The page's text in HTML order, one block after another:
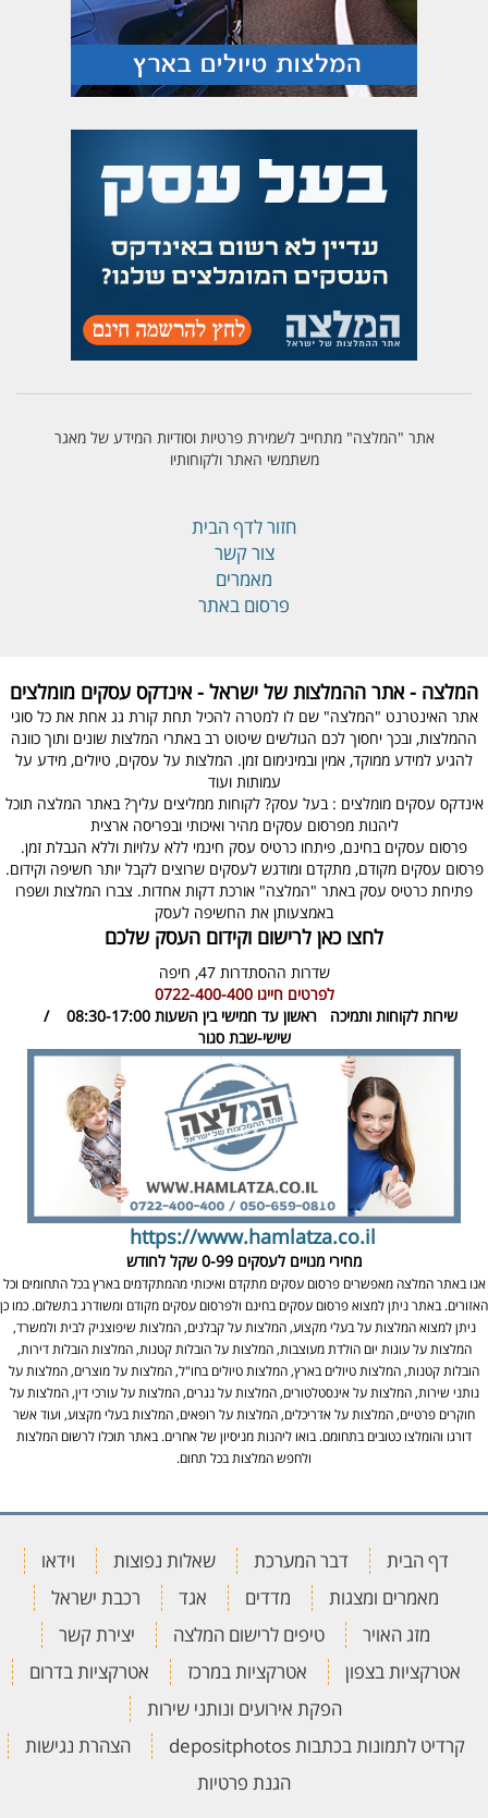
אתר "המלצה" מתחייב לשמירת פרטיות וסודיות המידע של מאגר
משתמשי האתר ולקוחותיו
חזור לדף הבית
צור קשר
מאמרים
פרסום באתר
המלצה - אתר ההמלצות של ישראל - אינדקס עסקים מומלצים
אתר האינטרנט "המלצה" שם לו למטרה להכיל תחת קורת גג אחת את כל סוגי
ההמלצות, ובכך יחסוך לכם הגולשים שיטוט רב באתרי המלצות שונים ותוך כוונה
להגיע למידע ממוקד, אמין ובמינימום זמן. המלצות על עסקים, טיולים, מידע על
עמותות ועוד
אינדקס עסקים מומלצים : בעל עסק? לקוחות ממליצים עליך? באתר המלצה תוכל
ליהנות מפרסום עסקים מהיר ואיכותי ובפריסה ארצית
פרסום עסקים בחינם, פיתחו כרטיס עסק חינמי ללא עלויות וללא הגבלת זמן.
פרסום עסקים מקודם, מתקדם ומודגש לעסקים שרוצים לקבל יותר חשיפה וקידום.
פתיחת כרטיס עסק באתר "המלצה" אורכת דקות אחדות. צברו המלצות ושפרו
באמצעותן את החשיפה לעסק
לחצו כאן לרישום וקידום העסק שלכם
שדרות ההסתדרות 47,
חיפה
לפרטים חייגו0722-400-400
שירות לקוחות ותמיכה
ראשון עד חמישי בין השעות 08:30-17:00 /
שישי-שבת סגור
https://www.hamlatza.co.il
מחירי מנויים לעסקים 0-99 שקל לחודש
אנו באתר המלצה מאפשרים פרסום עסקים מתקדם ואיכותי מהמתקדמים בארץ בכל התחומים וכל
האזורים. באתר ניתן למצוא פרסום עסקים בחינם ולפרסום עסקים מקודם ומשודרג בתשלום. כמו כן
ניתן למצוא המלצות על בעלי מקצוע, המלצות על קבלנים, המלצות שיפוצניק לבית ולמשרד,
המלצות על עוגות יום הולדת מעוצבות, המלצות על הובלות קטנות, המלצות הובלות דירות,
הובלות קטנות, המלצות טיולים בארץ, המלצות טיולים בחו"ל, המלצות על מוצרים, המלצות על
נותני שירות, המלצות על אינסטלטורים, המלצות על נגרים, המלצות על עורכי דין, המלצות על
חוקרים פרטיים, המלצות על אדריכלים, המלצות על רופאים, המלצות בעלי מקצוע, ועוד אשר
דורגו והומלצו כטובים בתחומם. בואו ליהנות מניסיון של אחרים. באתר תוכלו לרשום המלצות
ולחפש המלצות בכל תחום.
דף הבית דבר המערכת שאלות נפוצות
וידאו
מאמרים ומצגות
מדדים אגד
רכבת ישראל
מזג האויר
טיפים לרישום המלצה
יצירת קשר
אטרקציות בצפון
אטרקציות במרכז
אטרקציות בדרום
הפקת אירועים ונותני שירות
קרדיט לתמונות בכתבות depositphotos
הצהרת נגישות
הגנת פרטיות